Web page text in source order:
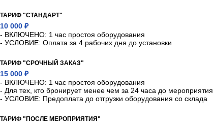
ТАРИФ "СТАНДАРТ"
10 000 ₽
- ВКЛЮЧЕНО: 1 час простоя оборудования
- УСЛОВИЕ: Оплата за 4 рабочих дня до установки
ТАРИФ "СРОЧНЫЙ ЗАКАЗ"
15 000 ₽
- ВКЛЮЧЕНО: 1 час простоя оборудования
- Для тех, кто бронирует менее чем за 24 часа до мероприятия
- УСЛОВИЕ: Предоплата до отгрузки оборудования со склада
ТАРИФ "ПОСЛЕ МЕРОПРИЯТИЯ"